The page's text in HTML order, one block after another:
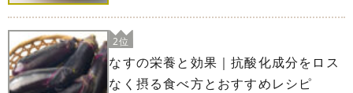
2位
なすの栄養と効果｜抗酸化成分をロス
なく摂る食べ方とおすすめレシピ